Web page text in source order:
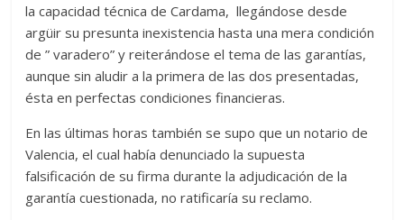
la capacidad técnica de Cardama, llegándose desde
argüir su presunta inexistencia hasta una mera condición
de ” varadero” y reiterándose el tema de las garantías,
aunque sin aludir a la primera de las dos presentadas,
ésta en perfectas condiciones financieras.
En las últimas horas también se supo que un notario de
Valencia, el cual había denunciado la supuesta
falsificación de su firma durante la adjudicación de la
garantía cuestionada, no ratificaría su reclamo.